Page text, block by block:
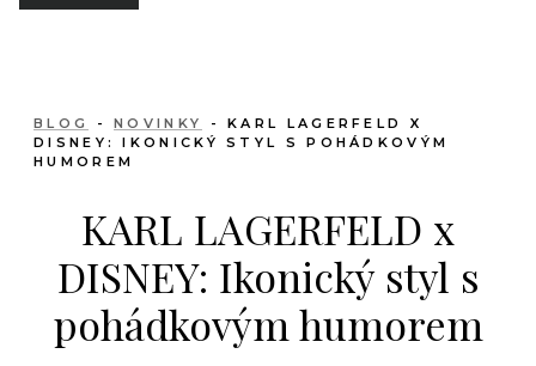
BLOG -NOVINKY
- KARL LAGERFELD X
DISNEY: IKONICKÝ STYL S POHÁDKOVÝM
HUMOREM
KARL LAGERFELD x
DISNEY: Ikonický styl s
pohádkovým humorem